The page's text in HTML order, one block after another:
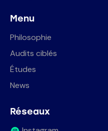
Menu
Philosophie
Audits ciblés
Études
News
Réseaux